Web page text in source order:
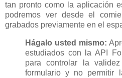
tan pronto como la aplicación
podremos ver desde el
grabados previamente en el
Hágalo usted mismo:
estudiados con la API
para controlar la
formulario y no permitir